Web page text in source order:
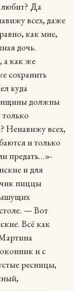
Да
всех, даже
как мне,
дочь.
а как же
сохранить
куда
должны
только
Ненавижу всех,
и только
предать…»-
и для
пиццы
— Вот
Всё как
и с
ресницы,